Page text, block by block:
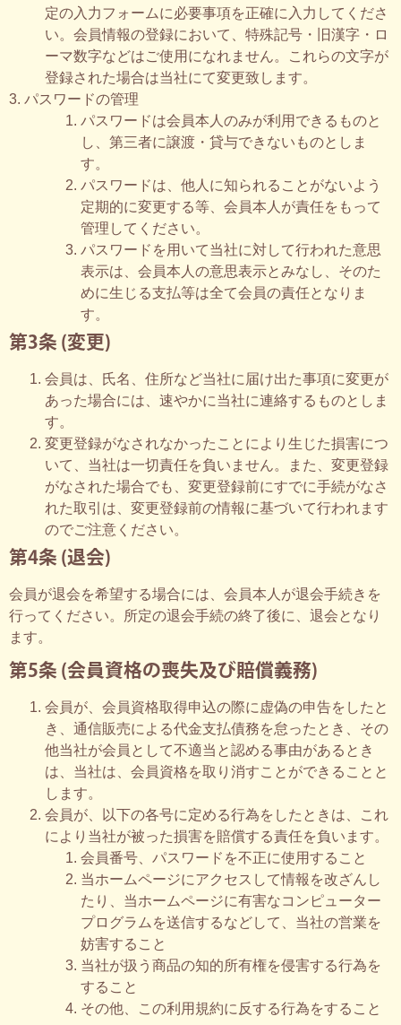
定の入力フォームに必要事項を正確に入力してくださ
い。会員情報の登録において、特殊記号・旧漢字・ロ
ーマ数字などはご使用になれません。これらの文字が
登録された場合は当社にて変更致します。
3. パスワードの管理
パスワードは会員本人のみが利用できるものと
し、第三者に譲渡・貸与できないものとしま
す。
パスワードは、他人に知られることがないよう
定期的に変更する等、会員本人が責任をもって
管理してください。
パスワードを用いて当社に対して行われた意思
表示は、会員本人の意思表示とみなし、そのた
めに生じる支払等は全て会員の責任となりま
す。
第3条 (変更)
会員は、氏名、住所など当社に届け出た事項に変更が
あった場合には、速やかに当社に連絡するものとしま
す。
変更登録がなされなかったことにより生じた損害につ
いて、当社は一切責任を負いません。また、変更登録
がなされた場合でも、変更登録前にすでに手続がなさ
れた取引は、変更登録前の情報に基づいて行われます
のでご注意ください。
第4条 (退会)
会員が退会を希望する場合には、会員本人が退会手続きを
行ってください。所定の退会手続の終了後に、退会となり
ます。
第5条 (会員資格の喪失及び賠償義務)
会員が、会員資格取得申込の際に虚偽の申告をしたと
き、通信販売による代金支払債務を怠ったとき、その
他当社が会員として不適当と認める事由があるとき
は、当社は、会員資格を取り消すことができることと
します。
会員が、以下の各号に定める行為をしたときは、これ
により当社が被った損害を賠償する責任を負います。
会員番号、パスワードを不正に使用すること
当ホームページにアクセスして情報を改ざんし
たり、当ホームページに有害なコンピューター
プログラムを送信するなどして、当社の営業を
妨害すること
当社が扱う商品の知的所有権を侵害する行為を
すること
その他、この利用規約に反する行為をすること